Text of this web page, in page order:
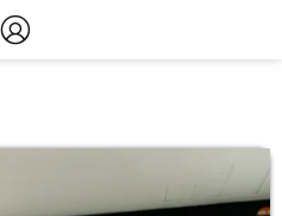
›Esoterica